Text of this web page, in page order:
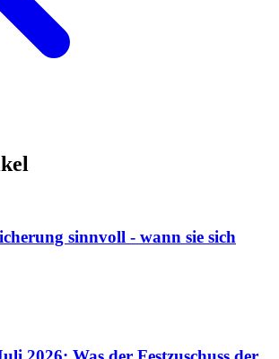
sinnvoll - wann sie sich